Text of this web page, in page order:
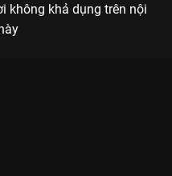
không khả dụng trên nội